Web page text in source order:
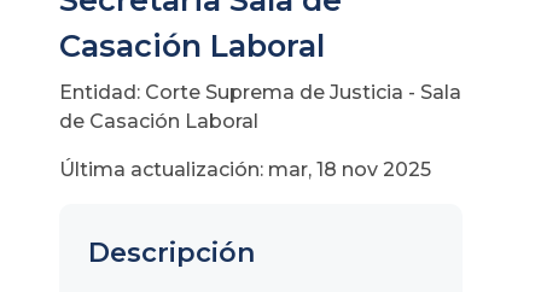
Casación Laboral
Entidad: Corte Suprema de Justicia - Sala
de Casación Laboral
Última actualización: mar, 18 nov 2025
Descripción